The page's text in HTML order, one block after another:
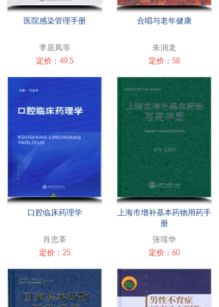
医院感染管理手册
李居凤等
定价：49.5
合唱与老年健康
朱润龙
定价：58
口腔临床药理学
肖忠革
定价：25
上海市增补基本药物用药手
册
张瑶华
定价：60